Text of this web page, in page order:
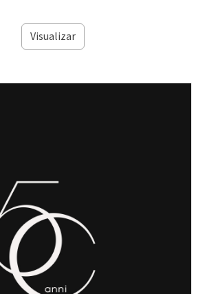
Visualizar